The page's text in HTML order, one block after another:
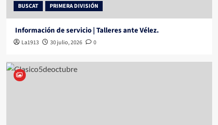
BUSCAT PRIMERA DIVISIÓN
Información de servicio | Talleres ante Vélez.
La1913 30 julio, 2026 0